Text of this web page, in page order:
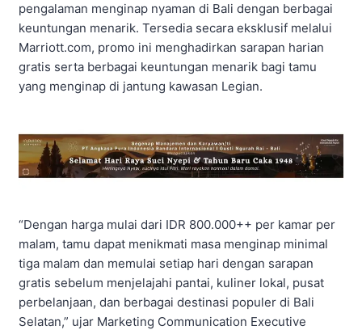
pengalaman menginap nyaman di Bali dengan berbagai
keuntungan menarik. Tersedia secara eksklusif melalui
Marriott.com, promo ini menghadirkan sarapan harian
gratis serta berbagai keuntungan menarik bagi tamu
yang menginap di jantung kawasan Legian.
“Dengan harga mulai dari IDR 800.000++ per kamar per
malam, tamu dapat menikmati masa menginap minimal
tiga malam dan memulai setiap hari dengan sarapan
gratis sebelum menjelajahi pantai, kuliner lokal, pusat
perbelanjaan, dan berbagai destinasi populer di Bali
Selatan,” ujar Marketing Communication Executive